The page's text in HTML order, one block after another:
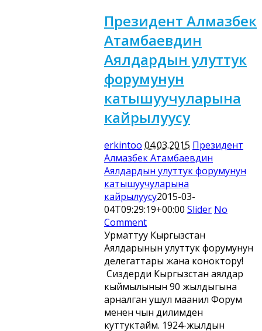
Президент Алмазбек
Атамбаевдин
Аялдардын улуттук
форумунун
катышуучуларына
кайрылуусу
erkintoo 04.03.2015 Президент
Алмазбек Атамбаевдин
Аялдардын улуттук форумунун
катышуучуларына
кайрылуусу2015-03-
04T09:29:19+00:00 Slider No
Comment
Урматтуу Кыргызстан
Аялдарынын улуттук форумунун
делегаттары жана коноктору!
Сиздерди Кыргызстан аялдар
кыймылынын 90 жылдыгына
арналган ушул маанилүү Форум
менен чын дилимден
куттуктайм. 1924-жылдын